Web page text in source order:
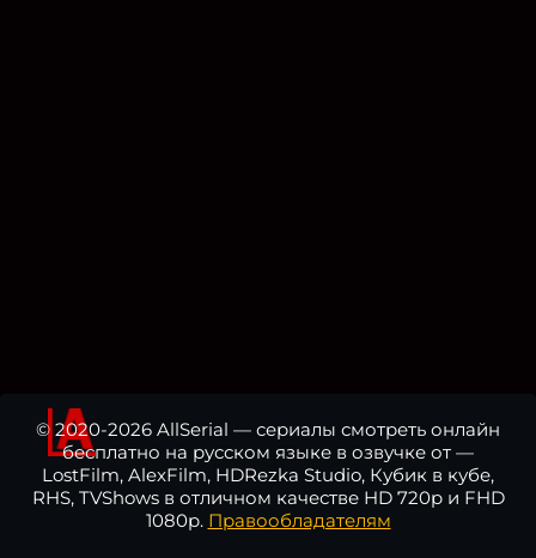
© 2020-2026 AllSerial — сериалы смотреть онлайн
бесплатно на русском языке в озвучке от —
LostFilm, AlexFilm, HDRezka Studio, Кубик в кубе,
RHS, TVShows в отличном качестве HD 720p и FHD
1080p. Правообладателям